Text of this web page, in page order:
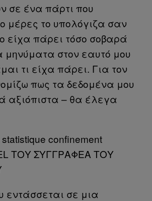
σε ένα πάρτι που
μέρες το υπολόγιζα σαν
είχα πάρει τόσο σοβαρά
μηνύματα στον εαυτό μου
τι είχα πάρει. Για τον
πως τα δεδομένα μου
αξιόπιστα – θα έλεγα
ΤΟΥ ΣΥΓΓΡΑΦΕΑ ΤΟΥ
εντάσσεται σε μια